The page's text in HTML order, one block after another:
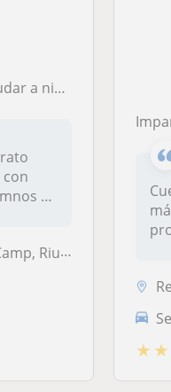
naturales…
de
Riudoms
Imparto
★ ★